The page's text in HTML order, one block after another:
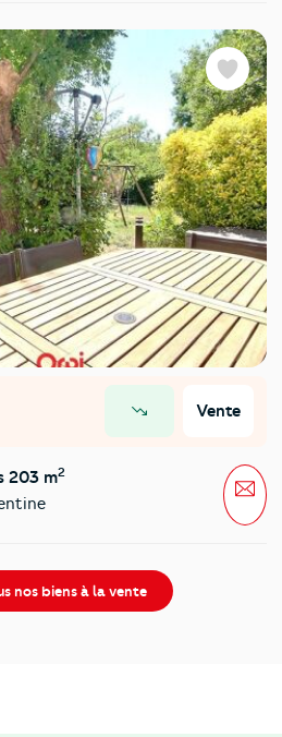
Vente
203 m2
Favoris
nos biens à la vente